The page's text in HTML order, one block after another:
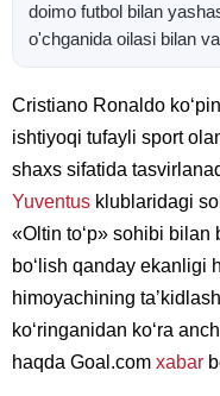
doimo futbol bilan
o'chganida oilasi bilan
Cristiano Ronaldo
ishtiyoqi tufayli sport
shaxs sifatida
Yuventus klublaridagi
«Oltin toʻp» sohibi
boʻlish qanday ekanligi
himoyachining
koʻringanidan koʻra
haqda Goal.com xabar